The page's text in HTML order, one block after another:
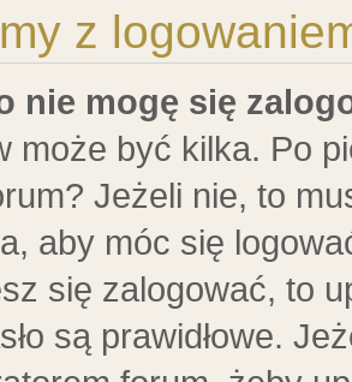
z
nie mogę się
może być kilka. Po
Jeżeli nie, to
aby móc się
się zalogować, to
są prawidłowe.